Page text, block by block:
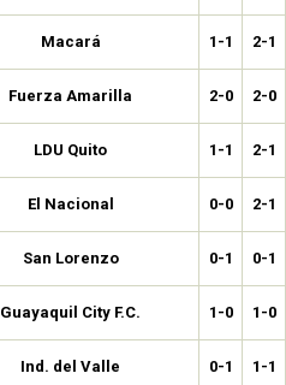
Macará 1-1 2-1
Fuerza Amarilla 2-0 2-0
LDU Quito 1-1 2-1
El Nacional 0-0 2-1
San Lorenzo 0-1 0-1
Guayaquil City F.C. 1-0 1-0
Ind. del Valle 0-1 1-1